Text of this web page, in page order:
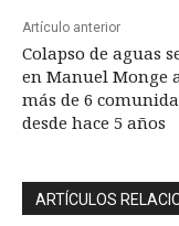
Artículo anterior
Colapso de aguas
en Manuel Monge
más de 6
desde hace 5 años
ARTÍCULOS